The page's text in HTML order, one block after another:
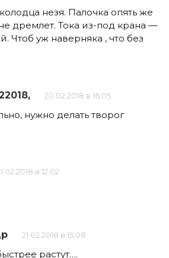
незя. Палочка опять же
дремлет. Тока из-под крана —
Чтоб уж наверняка , что без
20.02.2018 в 16:05
нужно делать творог
в 12:02
21.02.2018 в 15:08
растут….